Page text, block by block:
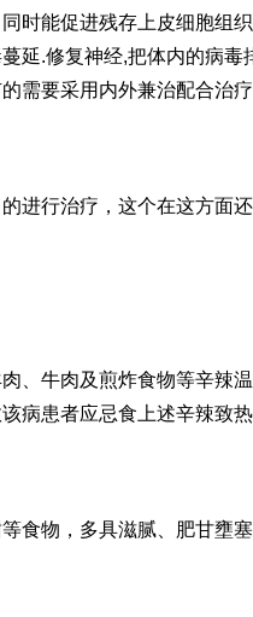
时能促进残存上皮细胞组
延.修复神经,把体内的病
需要采用内外兼治配合治疗
进行治疗，这个在这方面
、牛肉及煎炸食物等辛辣
病患者应忌食上述辛辣致热
食物，多具滋腻、肥甘壅